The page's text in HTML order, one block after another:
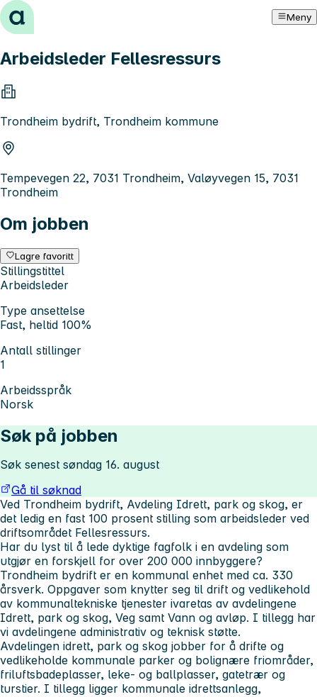
Hopp til innhold Meny
Arbeidsleder Fellesressurs
Trondheim bydrift, Trondheim kommune
Tempevegen 22, 7031 Trondheim, Valøyvegen 15, 7031
Trondheim
Om jobben
Lagre favoritt
Stillingstittel
Arbeidsleder
Type ansettelse
Fast, heltid 100%
Antall stillinger
1
Arbeidsspråk
Norsk
Søk på jobben
Søk senest søndag 16. august
Gå til søknad
Ved Trondheim bydrift, Avdeling Idrett, park og skog, er
det ledig en fast 100 prosent stilling som arbeidsleder ved
driftsområdet Fellesressurs.
Har du lyst til å lede dyktige fagfolk i en avdeling som
utgjør en forskjell for over 200 000 innbyggere?
Trondheim bydrift er en kommunal enhet med ca. 330
årsverk. Oppgaver som knytter seg til drift og vedlikehold
av kommunaltekniske tjenester ivaretas av avdelingene
Idrett, park og skog, Veg samt Vann og avløp. I tillegg har
vi avdelingene administrativ og teknisk støtte.
Avdelingen idrett, park og skog jobber for å drifte og
vedlikeholde kommunale parker og bolignære friområder,
friluftsbadeplasser, leke- og ballplasser, gatetrær og
turstier. I tillegg ligger kommunale idrettsanlegg,